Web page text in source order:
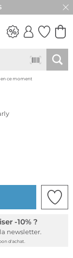
en ce moment
-10% ?
newsletter.
d'achat.